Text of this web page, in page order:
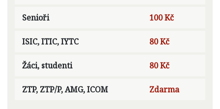
Senioři 100 Kč
ISIC, ITIC, IYTC 80 Kč
Žáci, studenti 80 Kč
ZTP, ZTP/P, AMG, ICOM Zdarma